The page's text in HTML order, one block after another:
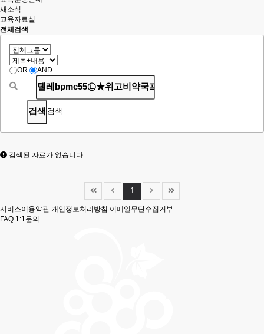
새소식
교육자료실
전체검색
OR AND
검색
검색된 자료가 없습니다.
1
서비스이용약관 개인정보처리방침 이메일무단수집거부
FAQ 1:1문의